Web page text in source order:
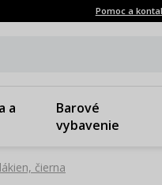
Pomoc a
a
Barové
vybavenie
čierna